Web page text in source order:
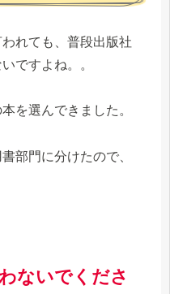
れても、普段出版社
ですよね。。
を選んできました。
部門に分けたので、
ないでくださ